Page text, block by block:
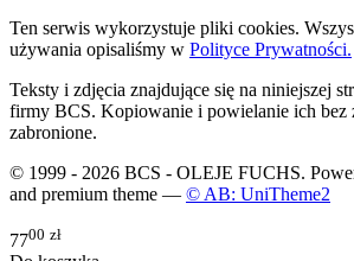
Ten serwis wykorzystuje pliki cookies.
używania opisaliśmy w Polityce Prywatności.
Teksty i zdjęcia znajdujące się na niniejszej
firmy BCS. Kopiowanie i powielanie ich bez
zabronione.
© 1999 - 2026 BCS - OLEJE FUCHS.
and premium theme — © AB: UniTheme2
7700 zł